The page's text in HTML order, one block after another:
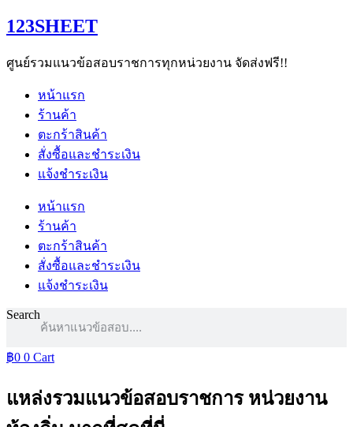
Skip
to
123SHEET
ศูนย์รวมแนวข้อสอบราชการทุกหน่วยงาน จัดส่งฟรี!!
หน้าแรก
ร้านค้า
ตะกร้าสินค้า
สั่งซื้อและชำระเงิน
แจ้งชำระเงิน
หน้าแรก
ร้านค้า
ตะกร้าสินค้า
สั่งซื้อและชำระเงิน
แจ้งชำระเงิน
Search
฿0 0 Cart
แหล่งรวมแนวข้อสอบราชการ หน่วยงาน